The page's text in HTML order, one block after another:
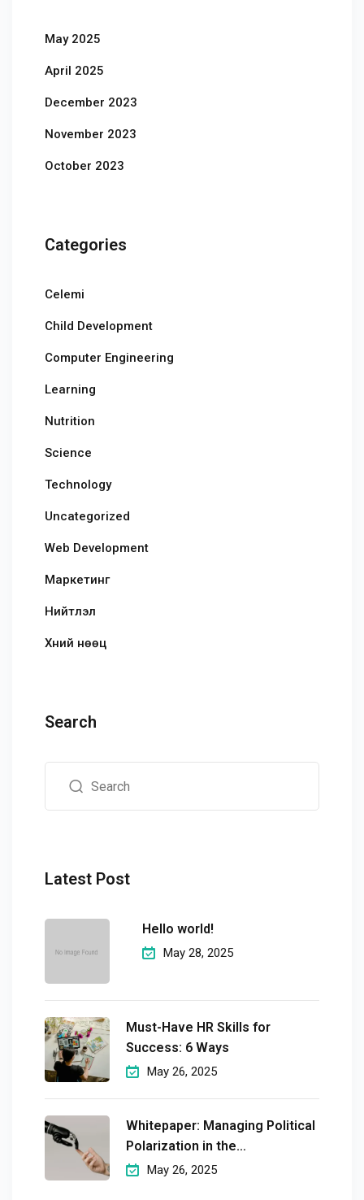
May 2025
April 2025
December 2023
November 2023
October 2023
Categories
Celemi
Child Development
Computer Engineering
Learning
Nutrition
Science
Technology
Uncategorized
Web Development
Маркетинг
Нийтлэл
Хүний нөөц
Search
Latest Post
Hello world!
May 28, 2025
Must-Have HR Skills for
Success: 6 Ways
May 26, 2025
Whitepaper: Managing Political
Polarization in the
Workplaceмэргэшсэн
May 26, 2025